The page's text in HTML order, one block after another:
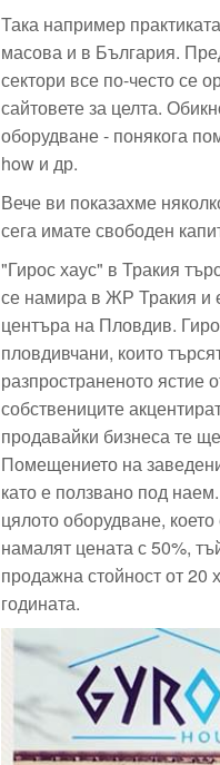
Така например
масова и в България.
сектори все по-често се
сайтовете за целта.
оборудване - понякога
how и др.
Вече ви показахме
сега имате свободен
"Гирос хаус" в Тракия
се намира в ЖР Тракия и
центъра на Пловдив.
пловдивчани, които
разпространеното ястие
собствениците
продавайки бизнеса те
Помещението на
като е ползвано под
цялото оборудване,
намалят цената с 50%,
продажна стойност от 20
годината.